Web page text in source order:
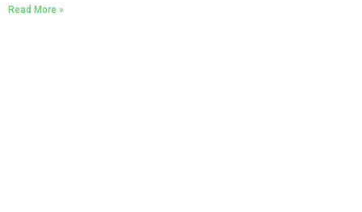
Read More »